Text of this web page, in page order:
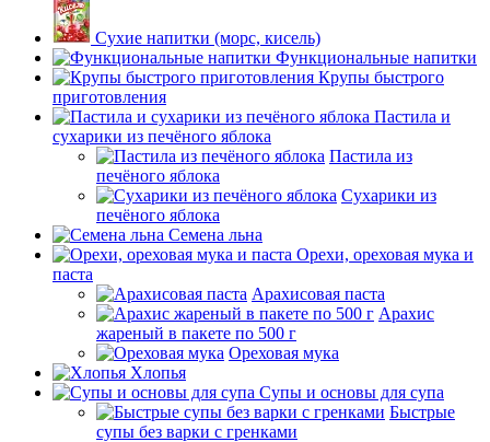
Сухие напитки (морс, кисель)
Функциональные напитки
Крупы быстрого
приготовления
Пастила и
сухарики из печёного яблока
Пастила из
печёного яблока
Сухарики из
печёного яблока
Семена льна
Орехи, ореховая мука и
паста
Арахисовая паста
Арахис
жареный в пакете по 500 г
Ореховая мука
Хлопья
Супы и основы для супа
Быстрые
супы без варки с гренками